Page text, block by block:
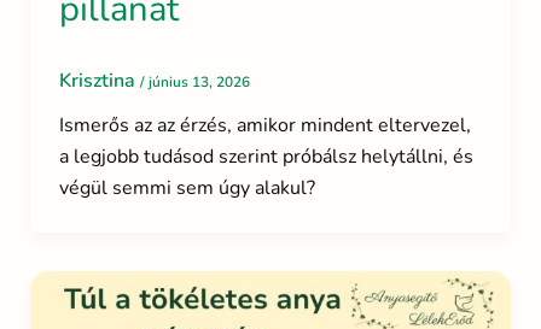
Krisztina /június 13, 2026
Ismerős az az érzés, amikor mindent eltervezel,
a legjobb tudásod szerint próbálsz helytállni, és
végül semmi sem úgy alakul?